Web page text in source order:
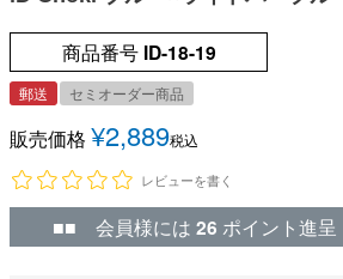
商品番号 ID-18-19
郵送 セミオーダー商品
販売価格 ¥2,889税込
レビューを書く
■■ 会員様には 26 ポイント進